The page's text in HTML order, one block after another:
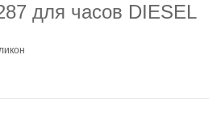
для часов DIESEL